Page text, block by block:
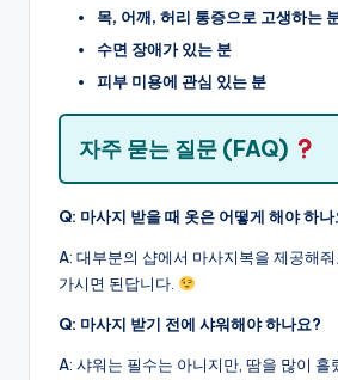
목, 어깨, 허리 통증으로 고생하는
수면 장애가 있는 분
피부 미용에 관심 있는 분
자주 묻는 질문 (FAQ)
Q: 마사지 받을 때 옷은 어떻게 해야 하나
A: 대부분의 샵에서 마사지복을 제공해
가시면 된답니다.
Q: 마사지 받기 전에 샤워해야 하나요?
A: 샤워는 필수는 아니지만, 땀을 많이 흘